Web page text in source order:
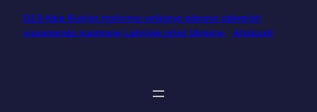
D2.5-Kaip Rusijos trolinimo veiksnys planavo pakreipti
visuomenės nuomonę Latvijoje prieš Ukrainą-
Atsisiųsti